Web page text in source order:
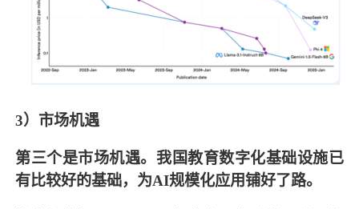
3）市场机遇
第三个是市场机遇。我国教育数字化基础设施已
有比较好的基础，为AI规模化应用铺好了路。